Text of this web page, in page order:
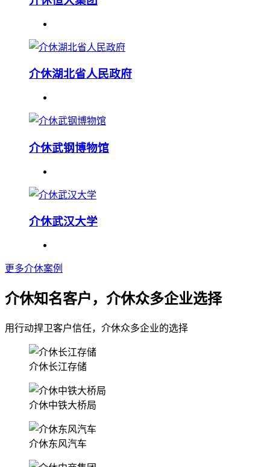
介休湖北省人民政府
介休武钢博物馆
介休武汉大学
更多介休案例
介休知名客户，介休众多企业选择
用行动捍卫客户信任，介休众多企业的选择
介休长江存储
介休中铁大桥局
介休东风汽车